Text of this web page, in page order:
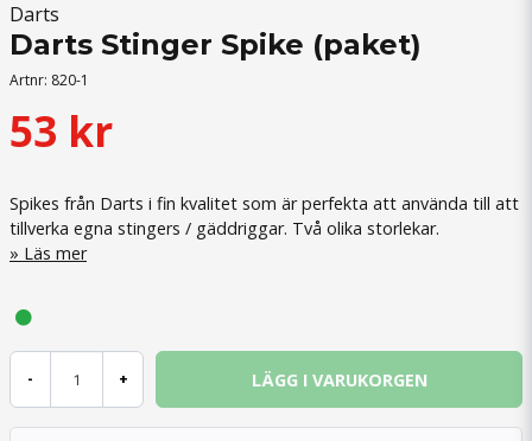
Darts
Darts Stinger Spike (paket)
Artnr: 820-1
53 kr
Spikes från Darts i fin kvalitet som är perfekta att använda till att
tillverka egna stingers / gäddriggar. Två olika storlekar.
Läs mer
- + LÄGG I VARUKORGEN